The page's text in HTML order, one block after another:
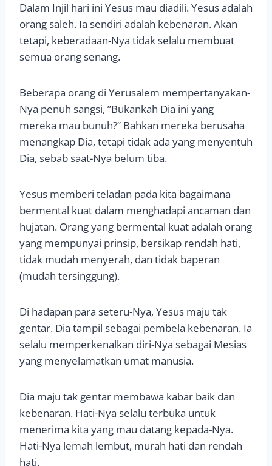
Dalam Injil hari ini Yesus mau diadili. Yesus adalah
orang saleh. Ia sendiri adalah kebenaran. Akan
tetapi, keberadaan-Nya tidak selalu membuat
semua orang senang.
Beberapa orang di Yerusalem mempertanyakan-
Nya penuh sangsi, ”Bukankah Dia ini yang
mereka mau bunuh?” Bahkan mereka berusaha
menangkap Dia, tetapi tidak ada yang menyentuh
Dia, sebab saat-Nya belum tiba.
Yesus memberi teladan pada kita bagaimana
bermental kuat dalam menghadapi ancaman dan
hujatan. Orang yang bermental kuat adalah orang
yang mempunyai prinsip, bersikap rendah hati,
tidak mudah menyerah, dan tidak baperan
(mudah tersinggung).
Di hadapan para seteru-Nya, Yesus maju tak
gentar. Dia tampil sebagai pembela kebenaran. Ia
selalu memperkenalkan diri-Nya sebagai Mesias
yang menyelamatkan umat manusia.
Dia maju tak gentar membawa kabar baik dan
kebenaran. Hati-Nya selalu terbuka untuk
menerima kita yang mau datang kepada-Nya.
Hati-Nya lemah lembut, murah hati dan rendah
hati.